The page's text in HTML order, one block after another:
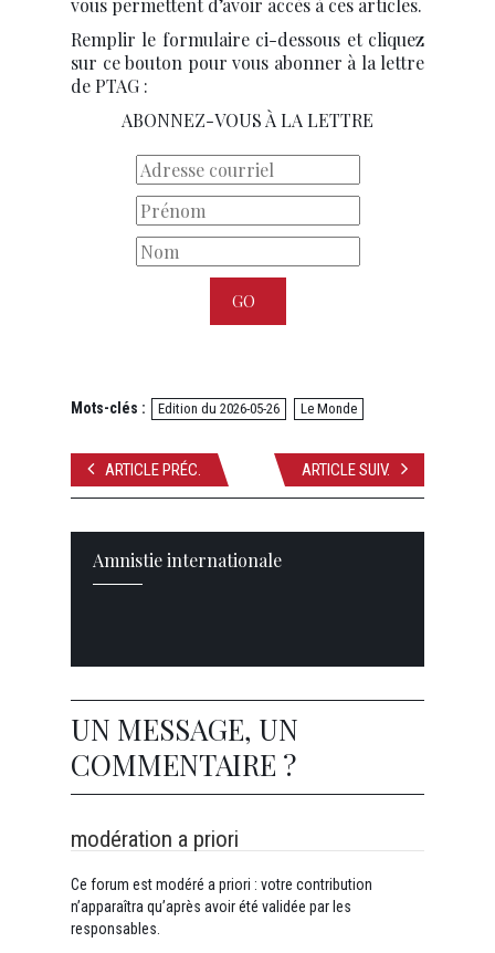
vous permettent d’avoir accès à ces articles.
Remplir le formulaire ci-dessous et cliquez
sur ce bouton pour vous abonner à la lettre
de PTAG :
ABONNEZ-VOUS À LA LETTRE
Mots-clés : Edition du 2026-05-26 Le Monde
ARTICLE PRÉC. ARTICLE SUIV.
Amnistie internationale
UN MESSAGE, UN
COMMENTAIRE ?
modération a priori
Ce forum est modéré a priori : votre contribution
n’apparaîtra qu’après avoir été validée par les
responsables.